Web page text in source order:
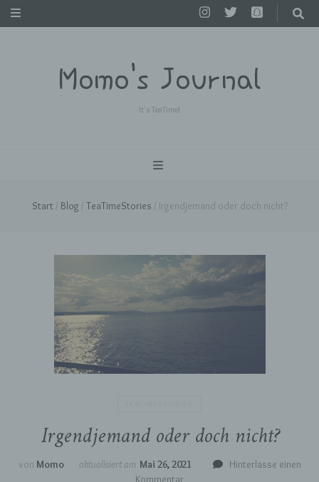
Momo's Journal
It's TeaTime!
Start / Blog / TeaTimeStories / Irgendjemand oder doch nicht?
Irgendjemand oder doch nicht?
von Momo aktualisiert am Mai 26, 2021
Hinterlasse einen
Kommentar